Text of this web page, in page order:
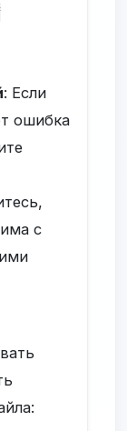
: Если
ошибка
с